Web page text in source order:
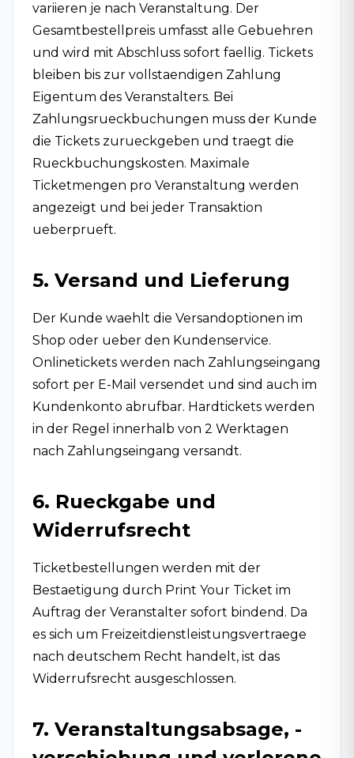
variieren je nach Veranstaltung. Der
Gesamtbestellpreis umfasst alle Gebuehren
und wird mit Abschluss sofort faellig. Tickets
bleiben bis zur vollstaendigen Zahlung
Eigentum des Veranstalters. Bei
Zahlungsrueckbuchungen muss der Kunde
die Tickets zurueckgeben und traegt die
Rueckbuchungskosten. Maximale
Ticketmengen pro Veranstaltung werden
angezeigt und bei jeder Transaktion
ueberprueft.
5. Versand und Lieferung
Der Kunde waehlt die Versandoptionen im
Shop oder ueber den Kundenservice.
Onlinetickets werden nach Zahlungseingang
sofort per E-Mail versendet und sind auch im
Kundenkonto abrufbar. Hardtickets werden
in der Regel innerhalb von 2 Werktagen
nach Zahlungseingang versandt.
6. Rueckgabe und
Widerrufsrecht
Ticketbestellungen werden mit der
Bestaetigung durch Print Your Ticket im
Auftrag der Veranstalter sofort bindend. Da
es sich um Freizeitdienstleistungsvertraege
nach deutschem Recht handelt, ist das
Widerrufsrecht ausgeschlossen.
7. Veranstaltungsabsage, -